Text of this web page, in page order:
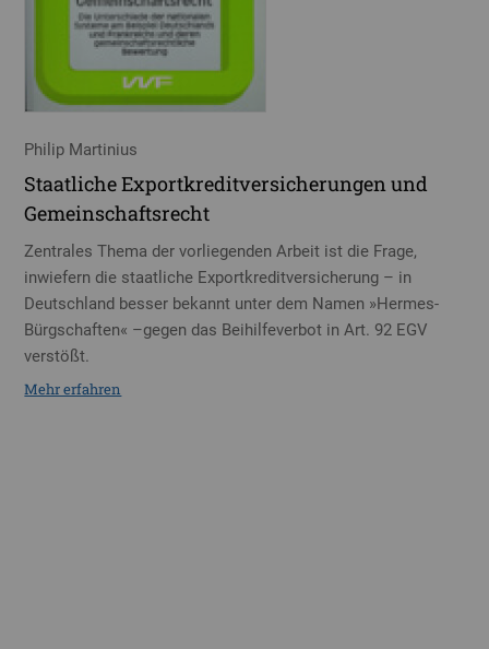
Philip Martinius
Staatliche Exportkreditversicherungen und
Gemeinschaftsrecht
Zentrales Thema der vorliegenden Arbeit ist die Frage,
inwiefern die staatliche Exportkreditversicherung – in
Deutschland besser bekannt unter dem Namen »Hermes-
Bürgschaften« –gegen das Beihilfeverbot in Art. 92 EGV
verstößt.
Mehr erfahren